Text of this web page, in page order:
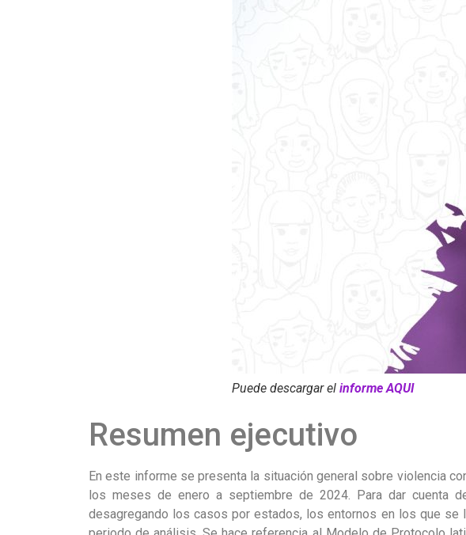
Puede descargar el informe AQUI
Resumen ejecutivo
En este informe se presenta la situación general sobre violencia
los meses de enero a septiembre de 2024. Para dar cuenta
desagregando los casos por estados, los entornos en los que